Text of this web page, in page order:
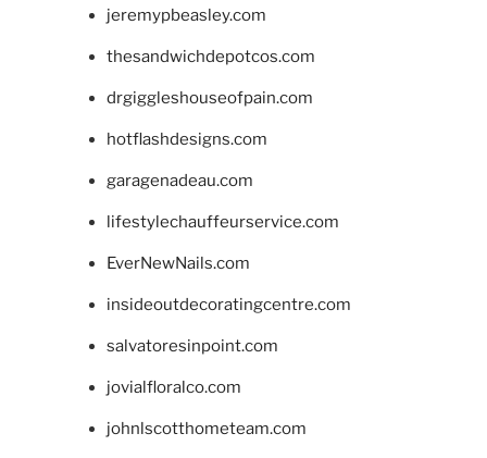
jeremypbeasley.com
thesandwichdepotcos.com
drgiggleshouseofpain.com
hotflashdesigns.com
garagenadeau.com
lifestylechauffeurservice.com
EverNewNails.com
insideoutdecoratingcentre.com
salvatoresinpoint.com
jovialfloralco.com
johnlscotthometeam.com